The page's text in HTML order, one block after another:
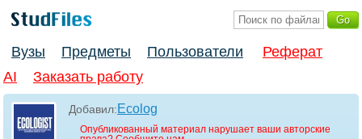
Вузы Предметы Пользователи
Реферат
AI
Заказать работу
Добавил:Ecolog
Опубликованный материал нарушает ваши авторские